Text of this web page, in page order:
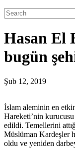
Hasan El
bugün
Şub 12, 2019
İslam aleminin en
Hareketi’nin
edildi. Temellerini
Müslüman Kardeşler
oldu ve yeniden